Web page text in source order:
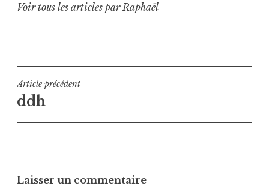
Voir tous les articles par Raphaël
Navigation
de
l’article
Article précédent
ddh
Laisser un commentaire